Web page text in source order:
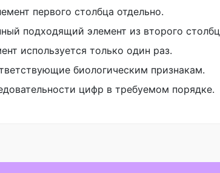
первого столбца отдельно.
подходящий элемент из второго
используется только один раз.
биологическим признакам.
цифр в требуемом порядке.